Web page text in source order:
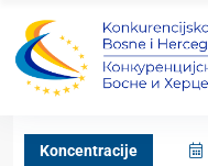
Koncentracije